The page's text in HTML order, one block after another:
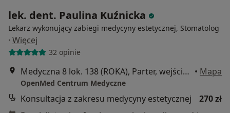
lek. dent. Paulina Kuźnicka
Lekarz wykonujący zabiegi medycyny estetycznej, Stomatolog
· Więcej
32 opinie
Medyczna 8 lok. 138 (ROKA), Parter, wejście od ul. Honorowych Dawców Krwi, Płock • Mapa
OpenMed Centrum Medyczne
Konsultacja z zakresu medycyny estetycznej
270 zł